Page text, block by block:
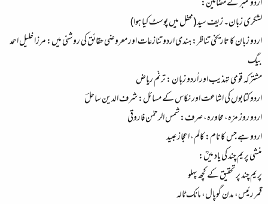
اردو نمبر کے مضامین:
لشکری زبان۔ زیف سید (محفل میں پوسٹ کیا ہوا)
اردو زبان کا تاریخی تناظر: ہندی اردو تنازعات اور معروضی حقائق کی روشنی میں: مرزا خلیل احمد
بیگ
مشترکہ قومی تہذیب اور اُردو زبان : ترنّم ریاض
اردو کتابوں کی اشاعت اور نکاس کے مسائل: شرف الدین ساحلؔ
اردو روز مرّہ، محاورہ، صرف: شمس الرحمٰن فاروقی
اردو ہے جس کا نام: کالم، اعجاز عبید
منشی پریم چند کی یاد میںؒ:
پریم چند پر تحقیق کے کچھ پہلو
قمر رئیس، مدن گوپال، مانک ٹالہ